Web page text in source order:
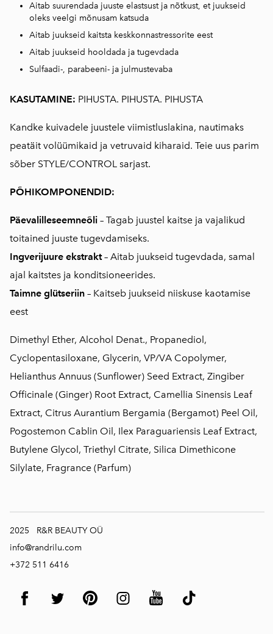
Aitab suurendada juuste elastsust ja nõtkust, et juukseid
oleks veelgi mõnusam katsuda
Aitab juukseid kaitsta keskkonnastressorite eest
Aitab juukseid hooldada ja tugevdada
Sulfaadi-, parabeeni- ja julmustevaba
KASUTAMINE: PIHUSTA. PIHUSTA. PIHUSTA
Kandke kuivadele juustele viimistluslakina, nautimaks
peatäit volüümikaid ja vetruvaid kiharaid. Teie uus parim
sõber STYLE/CONTROL sarjast.
PÕHIKOMPONENDID:
Päevalilleseemneõli – Tagab juustel kaitse ja vajalikud
toitained juuste tugevdamiseks.
Ingverijuure ekstrakt– Aitab juukseid tugevdada, samal
ajal kaitstes ja konditsioneerides.
Taimne glütseriin – Kaitseb juukseid niiskuse kaotamise
eest
Dimethyl Ether, Alcohol Denat., Propanediol,
Cyclopentasiloxane, Glycerin, VP/VA Copolymer,
Helianthus Annuus (Sunflower) Seed Extract, Zingiber
Officinale (Ginger) Root Extract, Camellia Sinensis Leaf
Extract, Citrus Aurantium Bergamia (Bergamot) Peel Oil,
Pogostemon Cablin Oil, Ilex Paraguariensis Leaf Extract,
Butylene Glycol, Triethyl Citrate, Silica Dimethicone
Silylate, Fragrance (Parfum)
2025 R&R BEAUTY OÜ
info@randrilu.com
+372 511 6416